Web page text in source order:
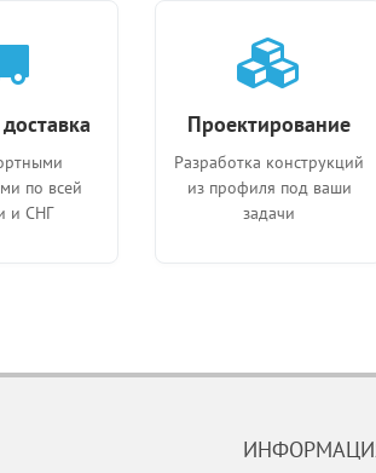
по всей
и СНГ
Проектирование
Разработка конструкций
из профиля под ваши
задачи